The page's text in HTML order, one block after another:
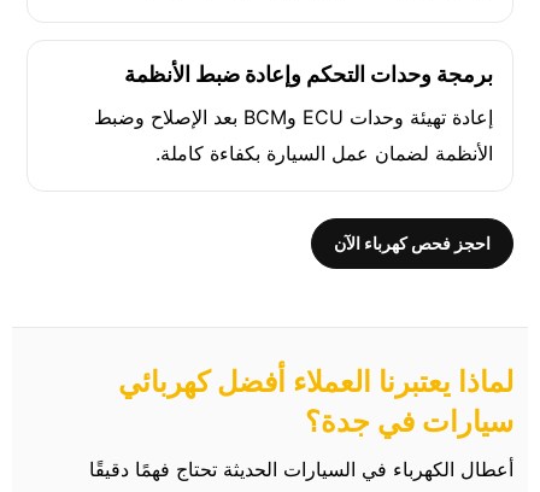
برمجة وحدات التحكم وإعادة ضبط الأنظمة
إعادة تهيئة وحدات ECU وBCM بعد الإصلاح وضبط
الأنظمة لضمان عمل السيارة بكفاءة كاملة.
احجز فحص كهرباء الآن
لماذا يعتبرنا العملاء أفضل كهربائي
سيارات في جدة؟
أعطال الكهرباء في السيارات الحديثة تحتاج فهمًا دقيقًا